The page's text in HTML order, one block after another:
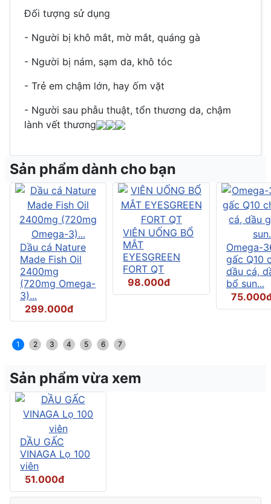
Đối tượng sử dụng
- Người bị khô mắt, mờ mắt, quáng gà
- Người bị nám, sạm da, khô tóc
- Trẻ em chậm lớn, hay ốm vặt
- Người sau phẫu thuật, tổn thương da, chậm
lành vết thương
Sản phẩm dành cho bạn
Dầu cá Nature
Made Fish Oil
2400mg
(720mg Omega-
3)...
299.000đ
VIÊN UỐNG BỔ
MẮT
EYESGREEN
FORT QT
98.000đ
Omega-
gấc Q10
dầu cá,
bổ sun...
1 2 3 4 5 6 7
Sản phẩm vừa xem
DẦU GẤC
VINAGA Lọ 100
viên
51.000đ